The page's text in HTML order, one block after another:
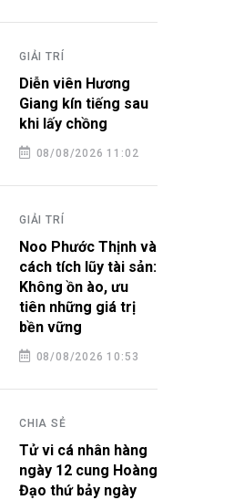
GIẢI TRÍ
Diễn viên Hương
Giang kín tiếng sau
khi lấy chồng
08/08/2026 11:02
GIẢI TRÍ
Noo Phước Thịnh và
cách tích lũy tài sản:
Không ồn ào, ưu
tiên những giá trị
bền vững
08/08/2026 10:53
CHIA SẺ
Tử vi cá nhân hàng
ngày 12 cung Hoàng
Đạo thứ bảy ngày